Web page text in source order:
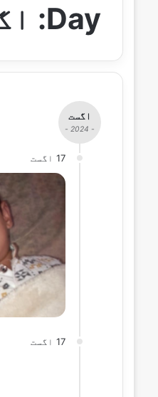
Day:
اگست
- 2024 -
17 اگست
17 اگست